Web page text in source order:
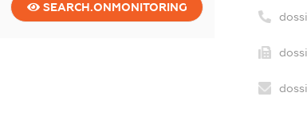
SEARCH.ONMONITORING